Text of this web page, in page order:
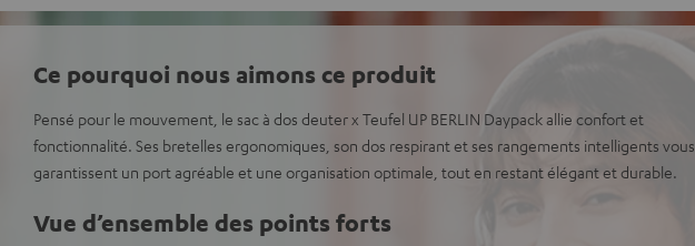
Ce pourquoi nous aimons ce produit
Pensé pour le mouvement, le sac à dos deuter x Teufel UP BERLIN Daypack allie confort et
fonctionnalité. Ses bretelles ergonomiques, son dos respirant et ses rangements intelligents vous
garantissent un port agréable et une organisation optimale, tout en restant élégant et durable.
Vue d’ensemble des points forts